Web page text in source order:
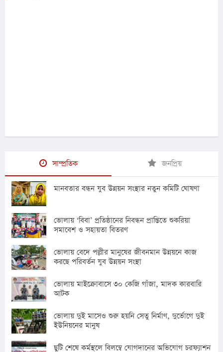
সাম্প্রতিক জনপ্রিয়
মানবতার বন্ধন যুব উন্নয়ন সংস্থার নতুন কমিটি ঘোষণা
ভোলায় ‘বিবা’ প্রতিষ্ঠানের নিবন্ধন প্রাপ্তিতে শুকরিয়া
সমাবেশ ও সহায়তা বিতরণ
ভোলায় বেদে পল্লীর মানুষের জীবনমান উন্নয়নে কাজ
করছে পরিবর্তন যুব উন্নয়ন সংস্থা
ভোলায় মাইক্রোবাসে ৩০ কেজি গাঁজা, মাদক কারবারি
আটক
ভোলায় দুই মাসেও শুরু হয়নি সেতু নির্মাণ, দুর্ভোগে দুই
ইউনিয়নের মানুষ
ছুটি শেষে কর্মস্থলে বিলম্বে যোগদানের অভিযোগ চরফ্যাশন